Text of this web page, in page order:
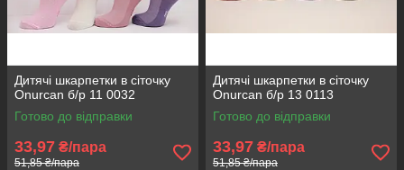
Дитячі шкарпетки в сіточку
Onurcan б/р 11 0032
Готово до відправки
33,97 ₴/пара
51,85 ₴/пара
Дитячі шкарпетки в сіточку
Onurcan б/р 13 0113
Готово до відправки
33,97 ₴/пара
51,85 ₴/пара